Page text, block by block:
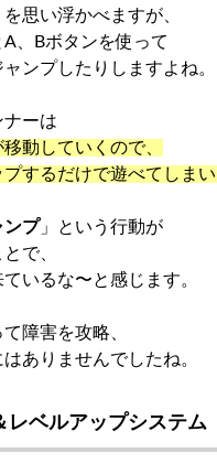
思い浮かべますが、
、Bボタンを使って
ンプしたりしますよね。
ナーは
動していくので、
するだけで遊べてしまい
ンプ」という行動が
で、
いるな〜と感じます。
障害を攻略、
ありませんでしたね。
レベルアップシステム